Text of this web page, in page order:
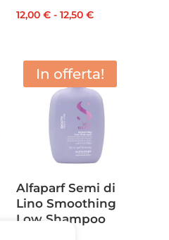
12,00€ - 12,50€Fascia
da
12,00 €
In offerta!
Alfaparf Semi di
Lino Smoothing
Low Shampoo